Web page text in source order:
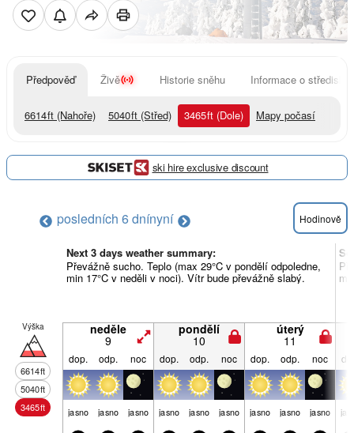
Předpověď Živě Historie sněhu Informace o středisku
6614ft (Nahoře) 5040ft (Střed) 3465ft (Dole) Mapy počasí
ski hire exclusive discount
posledních 6 dnínyní Hodinově
Next 3 days weather summary:
Převážně sucho. Teplo (max 29°C v pondělí odpoledne,
min 17°C v neděli v noci). Vítr bude převážně slabý.
Výška
6614ft
5040ft
3465ft
neděle
9
pondělí
10
úterý
11
dop. odp. noc dop. odp. noc dop. odp. noc
jasno jasno jasno jasno jasno jasno jasno jasno jasno